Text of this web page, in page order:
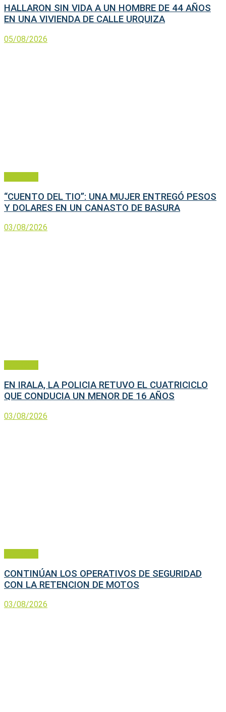
HALLARON SIN VIDA A UN HOMBRE DE 44 AÑOS
EN UNA VIVIENDA DE CALLE URQUIZA
05/08/2026
“CUENTO DEL TIO”: UNA MUJER ENTREGÓ PESOS
Y DOLARES EN UN CANASTO DE BASURA
03/08/2026
EN IRALA, LA POLICIA RETUVO EL CUATRICICLO
QUE CONDUCIA UN MENOR DE 16 AÑOS
03/08/2026
CONTINÚAN LOS OPERATIVOS DE SEGURIDAD
CON LA RETENCION DE MOTOS
03/08/2026